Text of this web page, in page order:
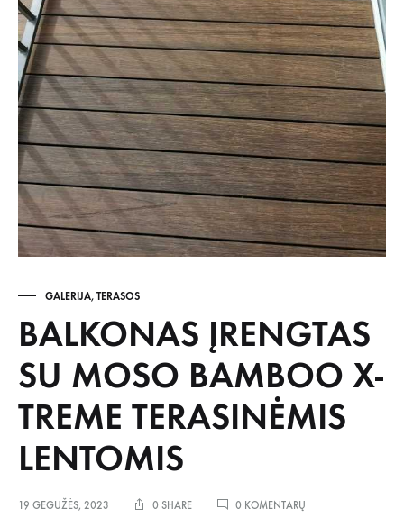
GALERIJA, TERASOS
BALKONAS ĮRENGTAS
SU MOSO BAMBOO X-
TREME TERASINĖMIS
LENTOMIS
19 GEGUŽĖS, 2023 0 SHARE 0 KOMENTARŲ